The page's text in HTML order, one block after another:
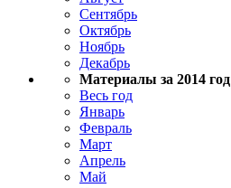
Сентябрь
Октябрь
Ноябрь
Декабрь
Материалы за 2014 год
Весь год
Январь
Февраль
Март
Апрель
Май